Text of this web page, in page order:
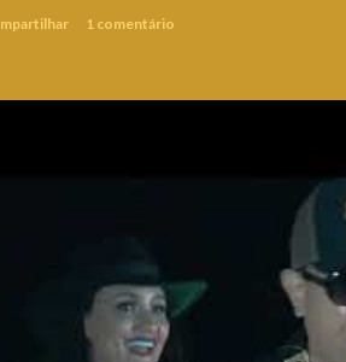
1 comentário